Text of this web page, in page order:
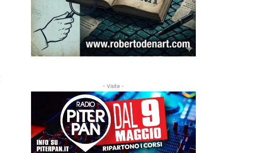
- Visite -